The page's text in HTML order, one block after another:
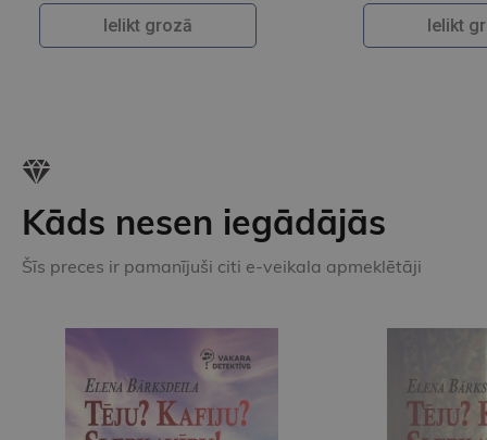
Kāds nesen iegādājās
Šīs preces ir pamanījuši citi e-veikala apmeklētāji